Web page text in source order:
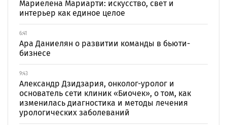
Мариелена Мариарти: искусство, свет и
интерьер как единое целое
6:41
Ара Даниелян о развитии команды в бьюти-
бизнесе
9:43
Александр Дзидзария, онколог-уролог и
основатель сети клиник «Биочек», о том, как
изменилась диагностика и методы лечения
урологических заболеваний